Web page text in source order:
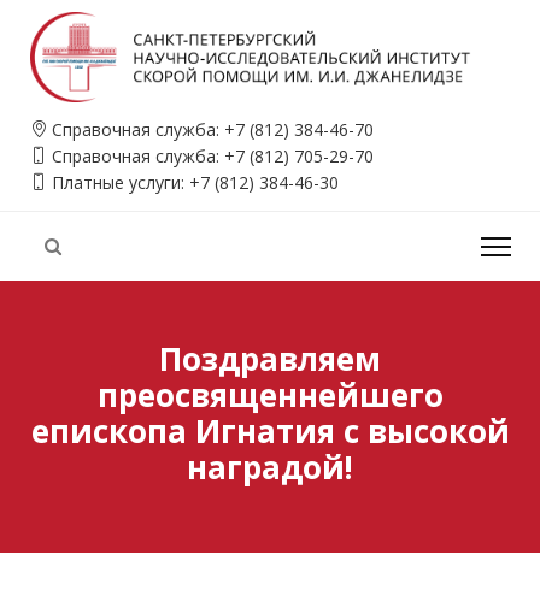
Справочная служба: +7 (812) 384-46-70
Справочная служба: +7 (812) 705-29-70
Платные услуги: +7 (812) 384-46-30
Поздравляем
преосвященнейшего
епископа Игнатия с высокой
наградой!